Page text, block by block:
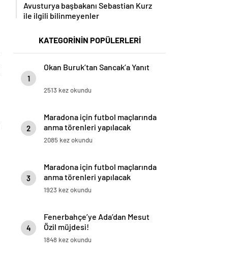
Avusturya başbakanı Sebastian Kurz
ile ilgili bilinmeyenler
KATEGORİNİN POPÜLERLERİ
1
Okan Buruk’tan Sancak’a Yanıt
2513 kez okundu
2
Maradona için futbol maçlarında
anma törenleri yapılacak
2085 kez okundu
3
Maradona için futbol maçlarında
anma törenleri yapılacak
1923 kez okundu
4
Fenerbahçe’ye Ada’dan Mesut
Özil müjdesi!
1848 kez okundu